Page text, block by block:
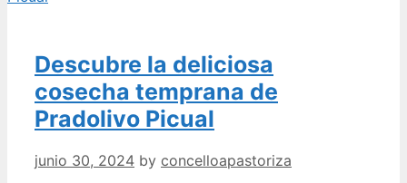
Descubre la deliciosa
cosecha temprana de
Pradolivo Picual
junio 30, 2024 by concelloapastoriza